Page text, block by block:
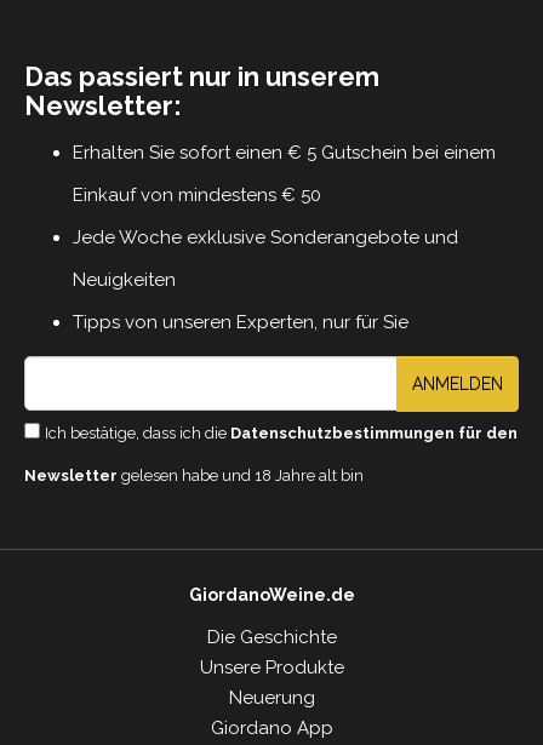
Das passiert nur in unserem
Newsletter:
Erhalten Sie sofort einen € 5 Gutschein bei einem
Einkauf von mindestens € 50
Jede Woche exklusive Sonderangebote und
Neuigkeiten
Tipps von unseren Experten, nur für Sie
ANMELDEN
Ich bestätige, dass ich die Datenschutzbestimmungen für den
Newsletter gelesen habe und 18 Jahre alt bin
GiordanoWeine.de
Die Geschichte
Unsere Produkte
Neuerung
Giordano App